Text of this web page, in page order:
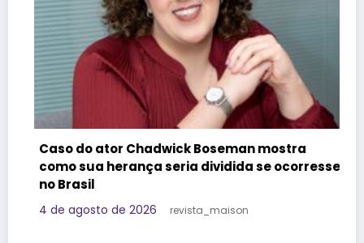
mostra
dividida se ocorresse
do Programa Roda de